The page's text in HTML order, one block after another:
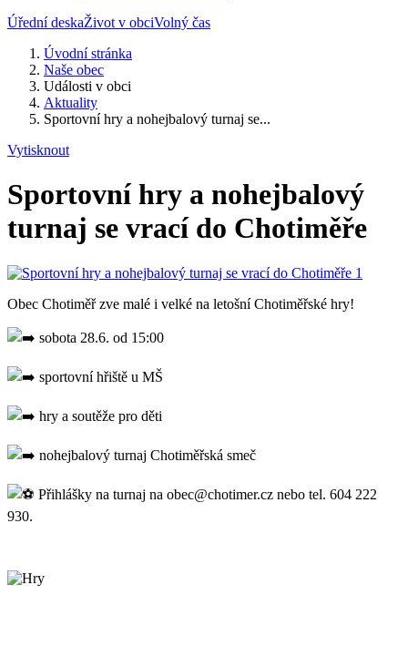
Úřední deskaŽivot v obciVolný čas
Úvodní stránka
Naše obec
Události v obci
Aktuality
Sportovní hry a nohejbalový turnaj se...
Vytisknout
Sportovní hry a nohejbalový
turnaj se vrací do Chotiměře
Obec Chotiměř zve malé i velké na letošní Chotiměřské hry!
sobota 28.6. od 15:00
sportovní hřiště u MŠ
hry a soutěže pro děti
nohejbalový turnaj Chotiměřská smeč
Přihlášky na turnaj na obec@chotimer.cz nebo tel. 604 222
930.